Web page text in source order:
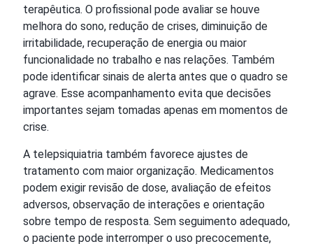
terapêutica. O profissional pode avaliar se houve
melhora do sono, redução de crises, diminuição de
irritabilidade, recuperação de energia ou maior
funcionalidade no trabalho e nas relações. Também
pode identificar sinais de alerta antes que o quadro se
agrave. Esse acompanhamento evita que decisões
importantes sejam tomadas apenas em momentos de
crise.
A telepsiquiatria também favorece ajustes de
tratamento com maior organização. Medicamentos
podem exigir revisão de dose, avaliação de efeitos
adversos, observação de interações e orientação
sobre tempo de resposta. Sem seguimento adequado,
o paciente pode interromper o uso precocemente,